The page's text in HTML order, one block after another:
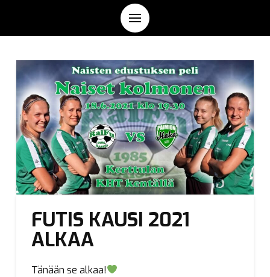
FUTIS KAUSI 2021
ALKAA
Tänään se alkaa!